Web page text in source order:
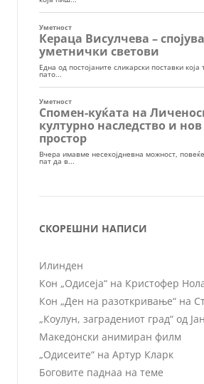
СКОРЕШНИ НАПИСИ
Илинден
Кон „Одисеја“ на Кристофер
Кон „Ден на разоткривање“ на
„Коулун, заградениот град“ од
Македонски анимиран филм
„Одисеите“ на Артур Кларк
Боговите паднаа на теме